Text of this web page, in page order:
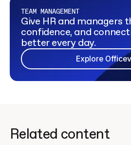
TEAM MANAGEMENT
Give HR and managers
confidence, and
better every day.
Explore
Related content